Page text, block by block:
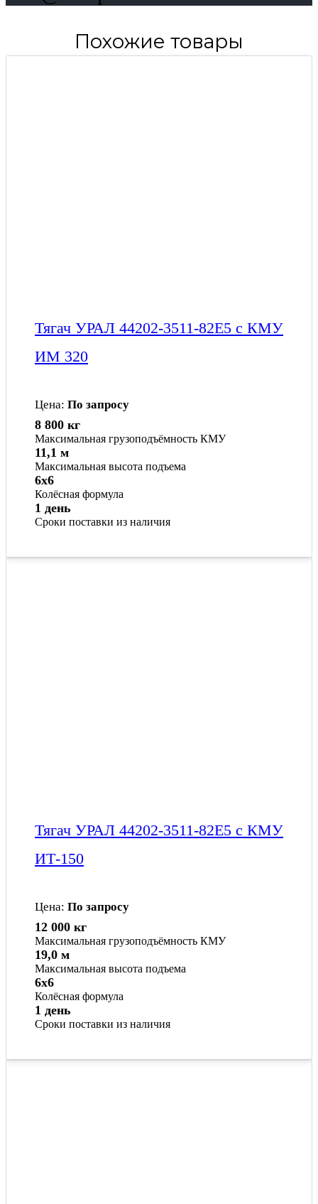
Похожие товары
Тягач УРАЛ 44202-3511-82Е5 с КМУ
ИМ 320
Цена: По запросу
Максимальная грузоподъёмность КМУ
8 800 кг
Максимальная высота подъема
11,1 м
Колёсная формула
6x6
Сроки поставки из наличия
1 день
Тягач УРАЛ 44202-3511-82Е5 с КМУ
ИТ-150
Цена: По запросу
Максимальная грузоподъёмность КМУ
12 000 кг
Максимальная высота подъема
19,0 м
Колёсная формула
6x6
Сроки поставки из наличия
1 день